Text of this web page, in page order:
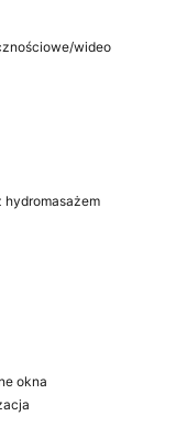
wideo
hydromasażem
okna